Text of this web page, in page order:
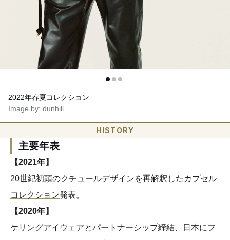
2022年春夏コレクション
Image by: dunhill
HISTORY
主要年表
【2021年】
20世紀初頭のクチュールデザインを再解釈した カプセル
コレクション発表。
【2020年】
ケリングアイウェアとパートナーシップ締結、日本にフ